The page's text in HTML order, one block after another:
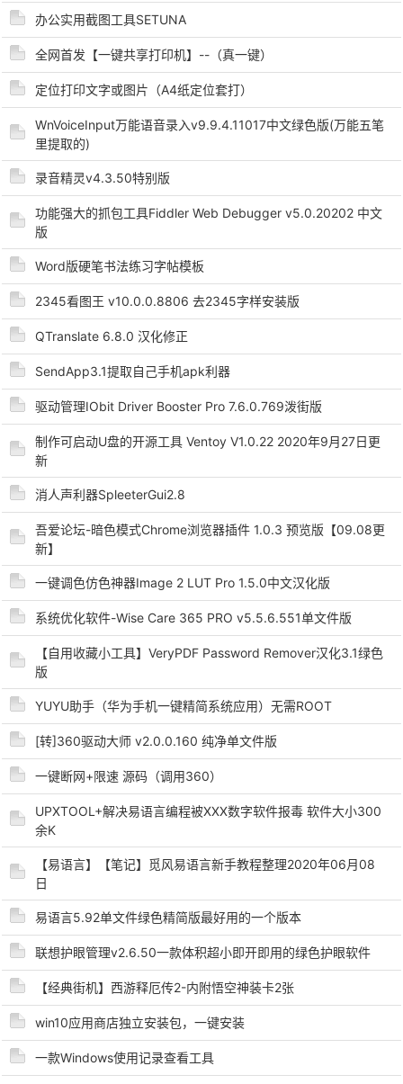
52
jie.
cn
办公实用截图工具SETUNA
全网首发【一键共享打印机】--（真一键）
定位打印文字或图片（A4纸定位套打）
WnVoiceInput万能语音录入v9.9.4.11017中文绿色版(万能五笔
里提取的)
录音精灵v4.3.50特别版
功能强大的抓包工具Fiddler Web Debugger v5.0.20202 中文
版
Word版硬笔书法练习字帖模板
2345看图王 v10.0.0.8806 去2345字样安装版
QTranslate 6.8.0 汉化修正
SendApp3.1提取自己手机apk利器
驱动管理IObit Driver Booster Pro 7.6.0.769泼街版
制作可启动U盘的开源工具 Ventoy V1.0.22 2020年9月27日更
新
消人声利器SpleeterGui2.8
吾爱论坛-暗色模式Chrome浏览器插件 1.0.3 预览版【09.08更
新】
一键调色仿色神器Image 2 LUT Pro 1.5.0中文汉化版
系统优化软件-Wise Care 365 PRO v5.5.6.551单文件版
【自用收藏小工具】VeryPDF Password Remover汉化3.1绿色
版
YUYU助手（华为手机一键精简系统应用）无需ROOT
[转]360驱动大师 v2.0.0.160 纯净单文件版
一键断网+限速 源码（调用360）
UPXTOOL+解决易语言编程被XXX数字软件报毒 软件大小300
余K
【易语言】【笔记】觅风易语言新手教程整理2020年06月08
日
易语言5.92单文件绿色精简版最好用的一个版本
联想护眼管理v2.6.50一款体积超小即开即用的绿色护眼软件
【经典街机】西游释厄传2-内附悟空神装卡2张
win10应用商店独立安装包，一键安装
一款Windows使用记录查看工具